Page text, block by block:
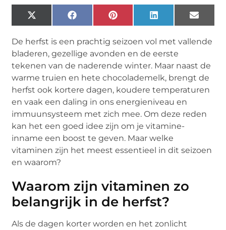
X
(Twitter)
FacebookPinterest LinkedIn Email
De herfst is een prachtig seizoen vol met vallende
bladeren, gezellige avonden en de eerste
tekenen van de naderende winter. Maar naast de
warme truien en hete chocolademelk, brengt de
herfst ook kortere dagen, koudere temperaturen
en vaak een daling in ons energieniveau en
immuunsysteem met zich mee. Om deze reden
kan het een goed idee zijn om je vitamine-
inname een boost te geven. Maar welke
vitaminen zijn het meest essentieel in dit seizoen
en waarom?
Waarom zijn vitaminen zo
belangrijk in de herfst?
Als de dagen korter worden en het zonlicht